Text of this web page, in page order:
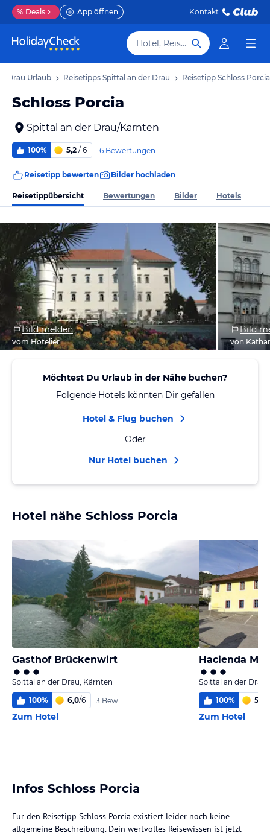
% Deals App öffnen Kontakt
Hotel, Reiseziel
Drau Urlaub Reisetipps Spittal an der Drau Reisetipp Schloss Porcia
Schloss Porcia
Spittal an der Drau/Kärnten
100% 5,2 / 6 6 Bewertungen
Reisetipp bewerten Bilder hochladen
Reisetippübersicht Bewertungen Bilder Hotels
Bild melden
vom Hotelier
Bild
von
Möchtest Du Urlaub in der Nähe buchen?
Folgende Hotels könnten Dir gefallen
Hotel & Flug buchen
Oder
Nur Hotel buchen
Hotel nähe Schloss Porcia
Gasthof Brückenwirt
Spittal an der Drau, Kärnten
100% 6,0/6 13 Bew.
Zum Hotel
Hacienda
Spittal an der
100% 5,6
Zum Hotel
Infos Schloss Porcia
Für den Reisetipp Schloss Porcia existiert leider noch keine
allgemeine Beschreibung. Dein wertvolles Reisewissen ist jetzt